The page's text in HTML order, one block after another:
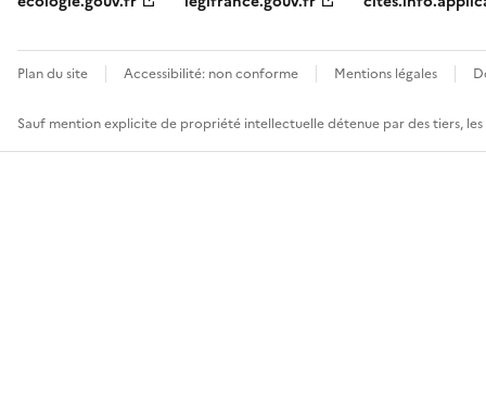
Plan du site Accessibilité: non conforme Mentions légales
Sauf mention explicite de propriété intellectuelle détenue par des tiers,